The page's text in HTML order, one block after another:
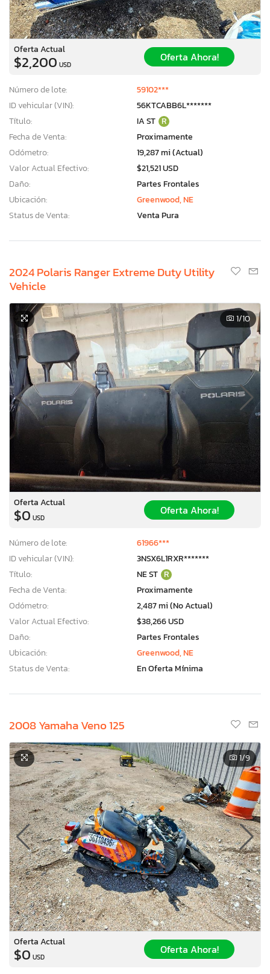
Oferta Actual
$2,200 USD
Oferta Ahora!
Número de lote:
59102***
ID vehicular (VIN):
56KTCABB6L*******
Título:
IA ST R
Fecha de Venta:
Proximamente
Odómetro:
19,287 mi (Actual)
Valor Actual Efectivo:
$21,521 USD
Daño:
Partes Frontales
Ubicación:
Greenwood, NE
Status de Venta:
Venta Pura
2024 Polaris Ranger Extreme Duty Utility
Vehicle
1/10
Oferta Actual
$0 USD
Oferta Ahora!
Número de lote:
61966***
ID vehicular (VIN):
3NSX6L1RXR*******
Título:
NE ST R
Fecha de Venta:
Proximamente
Odómetro:
2,487 mi (No Actual)
Valor Actual Efectivo:
$38,266 USD
Daño:
Partes Frontales
Ubicación:
Greenwood, NE
Status de Venta:
En Oferta Mínima
2008 Yamaha Veno 125
1/9
Oferta Actual
$0 USD
Oferta Ahora!